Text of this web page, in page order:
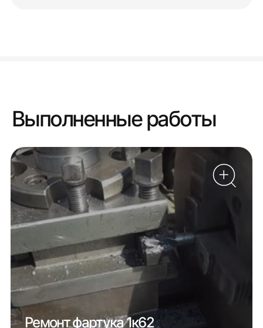
Выполненные работы
Ремонт фартука 1к62